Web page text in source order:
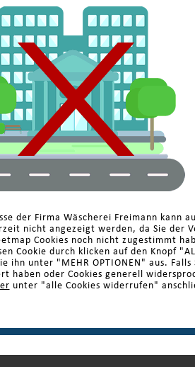
der Firma Wäscherei Freimann kann
nicht angezeigt werden, da Sie der
Cookies noch nicht zugestimmt
Cookie durch klicken auf den Knopf
ihn unter "MEHR OPTIONEN" aus. Falls
haben oder Cookies generell
unter "alle Cookies widerrufen"